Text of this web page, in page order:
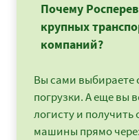
Почему
крупных
компаний?
Вы сами выбираете
погрузки. А еще вы
логисту и
машины прямо